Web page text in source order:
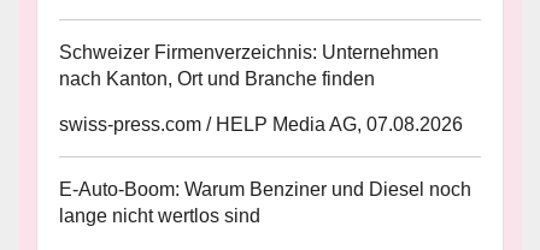
Schweizer Firmenverzeichnis: Unternehmen
nach Kanton, Ort und Branche finden
swiss-press.com / HELP Media AG, 07.08.2026
E-Auto-Boom: Warum Benziner und Diesel noch
lange nicht wertlos sind